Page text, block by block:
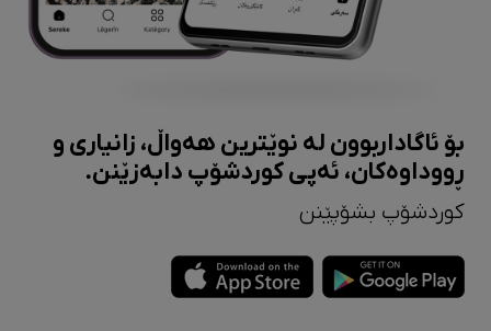
بۆ ئاگاداربوون لە نوێترین هەواڵ، زانیاری و
ڕووداوەکان، ئەپی کوردشۆپ دابەزێنن.
کوردشۆپ بشۆپێنن